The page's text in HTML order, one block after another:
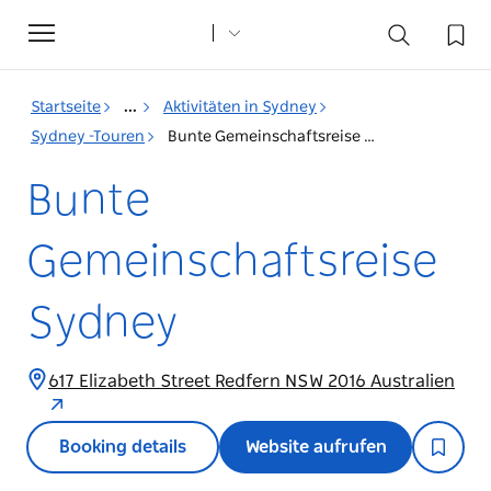
Toggle
navigation
Startseite ...
Aktivitäten in Sydney
Sydney -Touren
Bunte Gemeinschaftsreise Sydney
Bunte
Gemeinschaftsreise
Sydney
617 Elizabeth Street Redfern NSW 2016 Australien
Booking details Website aufrufen